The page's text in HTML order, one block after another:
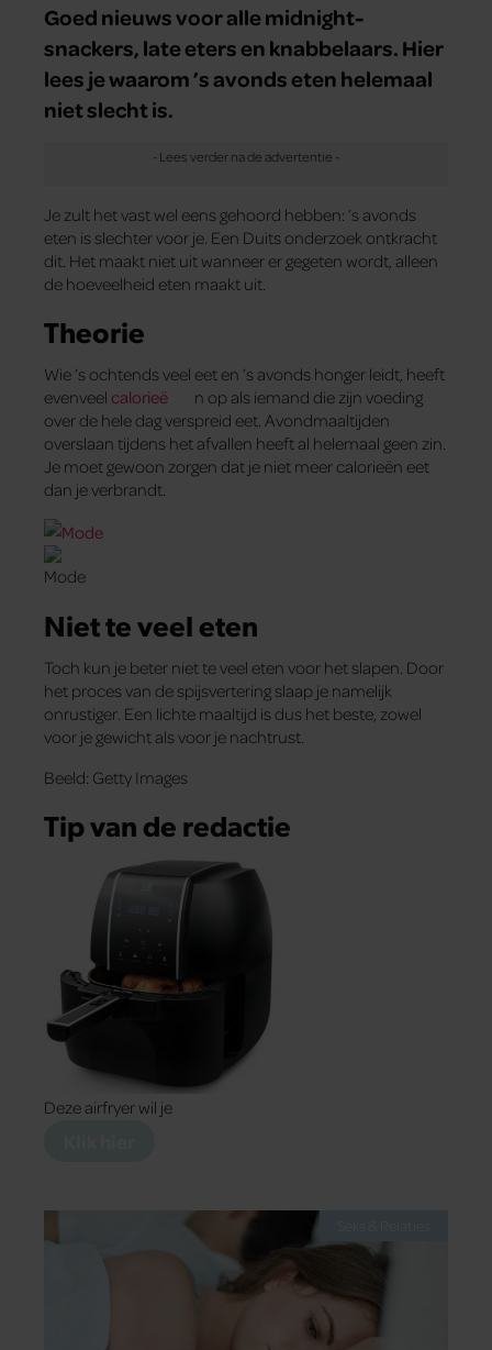
Goed nieuws voor alle midnight-
snackers, late eters en knabbelaars. Hier
lees je waarom ’s avonds eten helemaal
niet slecht is.
Je zult het vast wel eens gehoord hebben: ’s avonds
eten is slechter voor je. Een Duits onderzoek ontkracht
dit. Het maakt niet uit wanneer er gegeten wordt, alleen
de hoeveelheid eten maakt uit.
Theorie
Wie ’s ochtends veel eet en ’s avonds honger leidt, heeft
evenveel calorieë
n op als iemand die zijn voeding
over de hele dag verspreid eet. Avondmaaltijden
overslaan tijdens het afvallen heeft al helemaal geen zin.
Je moet gewoon zorgen dat je niet meer calorieën eet
dan je verbrandt.
Niet te veel eten
Toch kun je beter niet te veel eten voor het slapen. Door
het proces van de spijsvertering slaap je namelijk
onrustiger. Een lichte maaltijd is dus het beste, zowel
voor je gewicht als voor je nachtrust.
Beeld: Getty Images
Tip van de redactie
Deze airfryer wil je